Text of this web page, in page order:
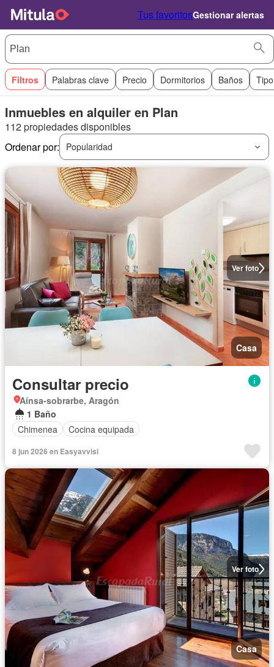
Tus favoritosGestionar alertas
Filtros Palabras clave Precio Dormitorios Baños
Inmuebles en alquiler en Plan
112 propiedades disponibles
Ordenar por:
Popularidad
Ver foto
Casa
Consultar precio
Aínsa-sobrarbe, Aragón
1 Baño
Chimenea
Cocina equipada
8 jun 2026 en Easyavvisi
Ver foto
Casa